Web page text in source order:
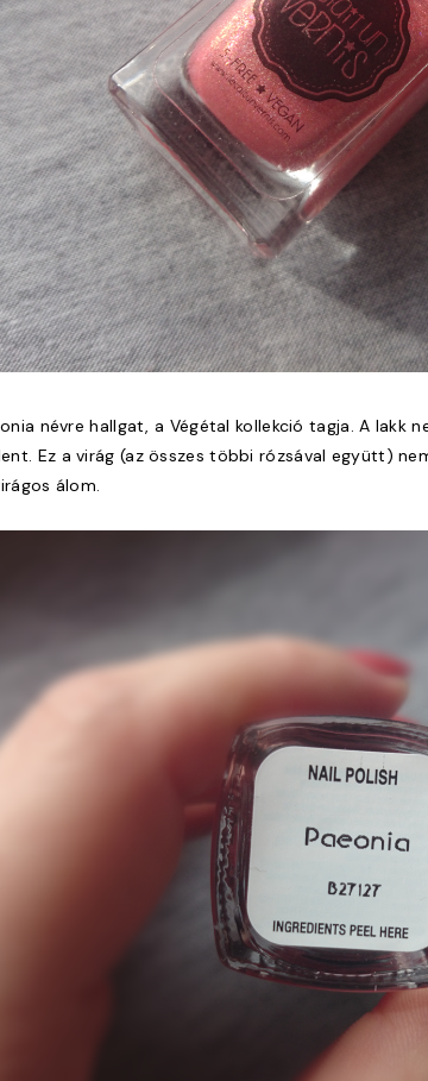
névre hallgat, a Végétal kollekció tagja. A lakk
Ez a virág (az összes többi rózsával együtt)
álom.